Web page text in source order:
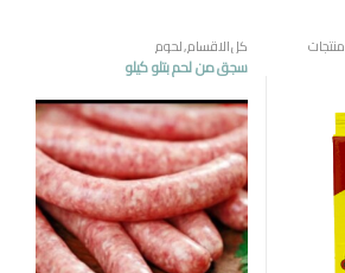
منتجات كل الاقسام,لحوم
سجق من لحم بتلو كيلو